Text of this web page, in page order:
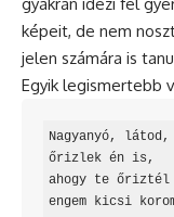
képeit, de nem
jelen számára is
Egyik legismertebb
Nagyanyó, látod,
őrizlek én is,
ahogy te őriztél
engem kicsi